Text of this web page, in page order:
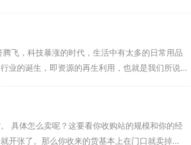
飞，科技暴涨的时代，生活中有太多的日常用品
业的诞生，即资源的再生利用，也就是我们所说
具体怎么卖呢？这要看你收购站的规模和你的经
开张了。那么你收来的货基本上在门口就卖掉